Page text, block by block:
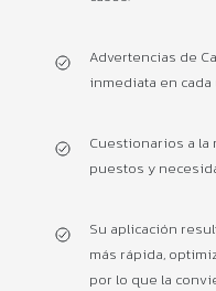
Advertencias de
inmediata en
Cuestionarios a
puestos y
Su aplicación
más rápida,
por lo que la